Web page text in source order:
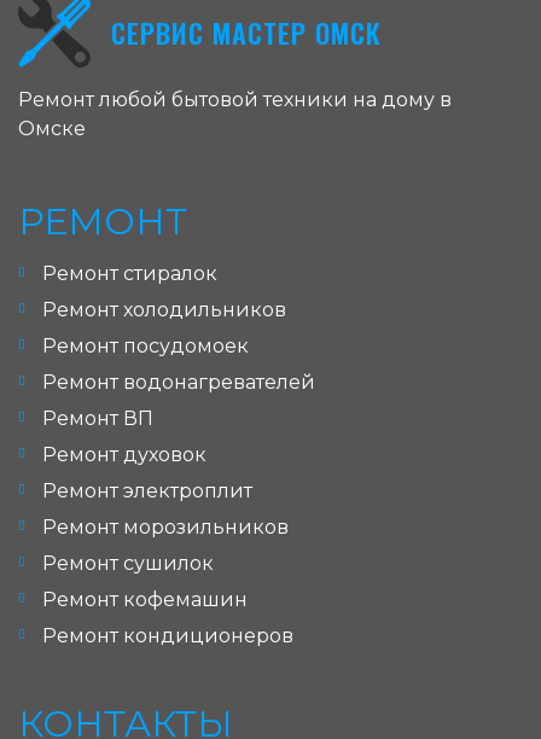
СЕРВИС МАСТЕР ОМСК
Ремонт любой бытовой техники на дому в
Омске
РЕМОНТ
Ремонт стиралок
Ремонт холодильников
Ремонт посудомоек
Ремонт водонагревателей
Ремонт ВП
Ремонт духовок
Ремонт электроплит
Ремонт морозильников
Ремонт сушилок
Ремонт кофемашин
Ремонт кондиционеров
КОНТАКТЫ